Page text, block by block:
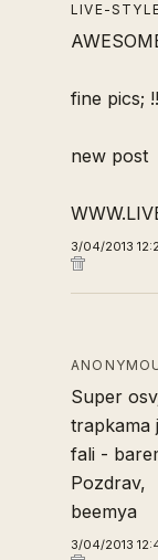
LIVE-
fine pics; !!
new post
3/04/2013
Super
trapkama
fali -
Pozdrav,
beemya
3/04/2013